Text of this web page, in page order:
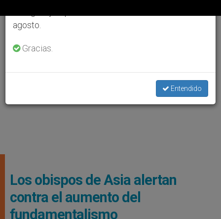
Los obispos de Asia alertan
contra el aumento del
fundamentalismo
agosto.
Gracias.
Entendido